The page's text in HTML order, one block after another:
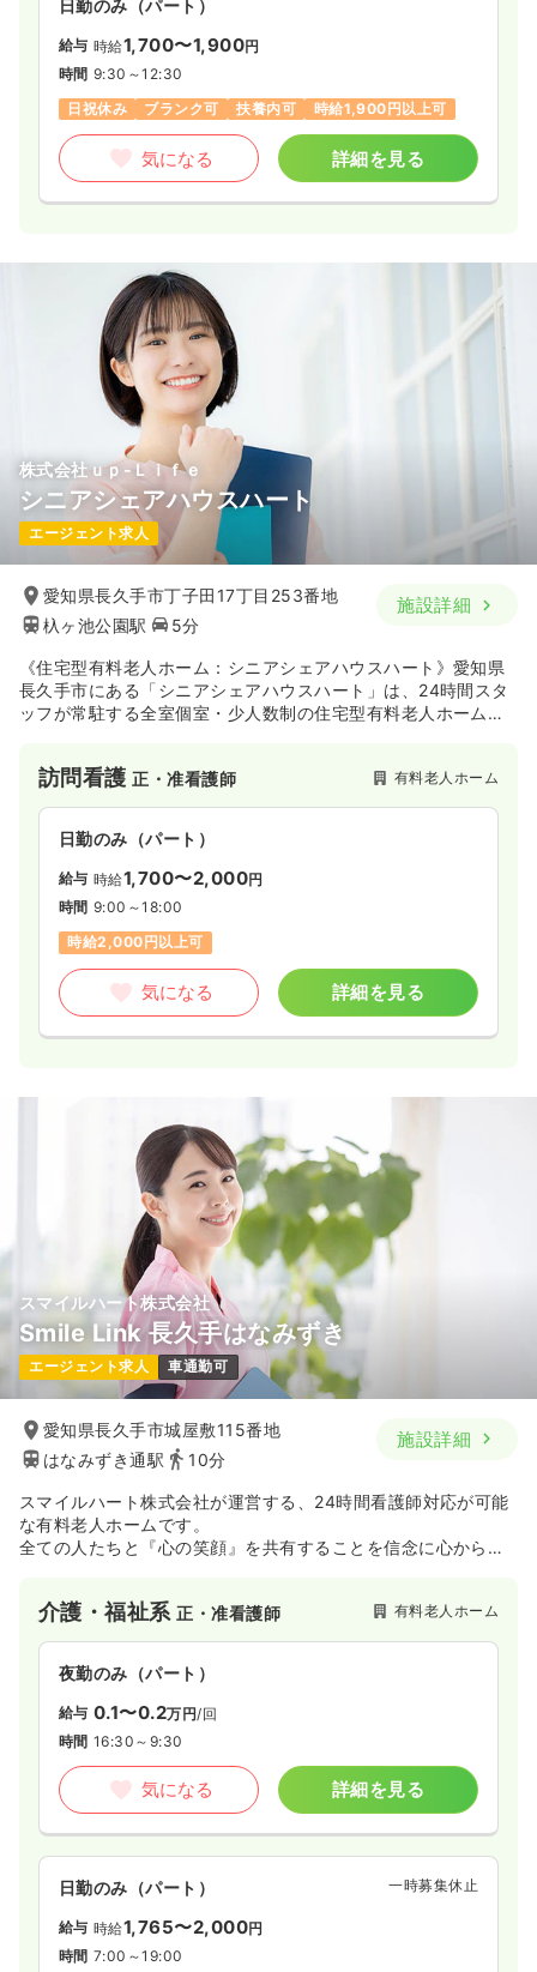
日勤のみ（パート）
給与 時給1,700〜1,900円
時間 9:30～12:30
日祝休み
ブランク可 扶養内可 時給1,900円以上可
気になる 詳細を見る
株式会社ｕｐ‐Ｌｉｆｅ
シニアシェアハウスハート
エージェント求人
愛知県長久手市丁子田17丁目253番地
杁ヶ池公園駅
5分
施設詳細
《住宅型有料老人ホーム：シニアシェアハウスハート》愛知県
長久手市にある「シニアシェアハウスハート」は、24時間スタ
ッフが常駐する全室個室・少人数制の住宅型有料老人ホームで
訪問看護正・准看護師 有料老人ホーム
日勤のみ（パート）
給与 時給1,700〜2,000円
時間 9:00～18:00
時給2,000円以上可
気になる 詳細を見る
スマイルハート株式会社
Smile Link 長久手はなみずき
エージェント求人 車通勤可
愛知県長久手市城屋敷115番地
はなみずき通駅
10分
施設詳細
スマイルハート株式会社が運営する、24時間看護師対応が可能
な有料老人ホームです。
全ての人たちと『心の笑顔』を共有することを信念に心からの
介護・福祉系正・准看護師 有料老人ホーム
夜勤のみ（パート）
給与 0.1〜0.2万円/回
時間 16:30～9:30
気になる 詳細を見る
日勤のみ（パート） 一時募集休止
給与 時給1,765〜2,000円
時間 7:00～19:00